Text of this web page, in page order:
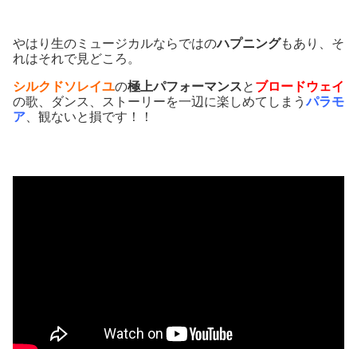
やはり生のミュージカルならではのハプニングもあり、そ
れはそれで見どころ。
シルクドソレイユの極上パフォーマンスと ブロードウェイ
の歌、ダンス、ストーリーを一辺に楽しめてしまうパラモ
ア 、観ないと損です！！